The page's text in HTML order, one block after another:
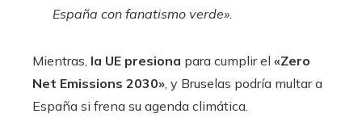
España con fanatismo verde».
Mientras, la UE presiona para cumplir el «Zero
Net Emissions 2030», y Bruselas podría multar a
España si frena su agenda climática.